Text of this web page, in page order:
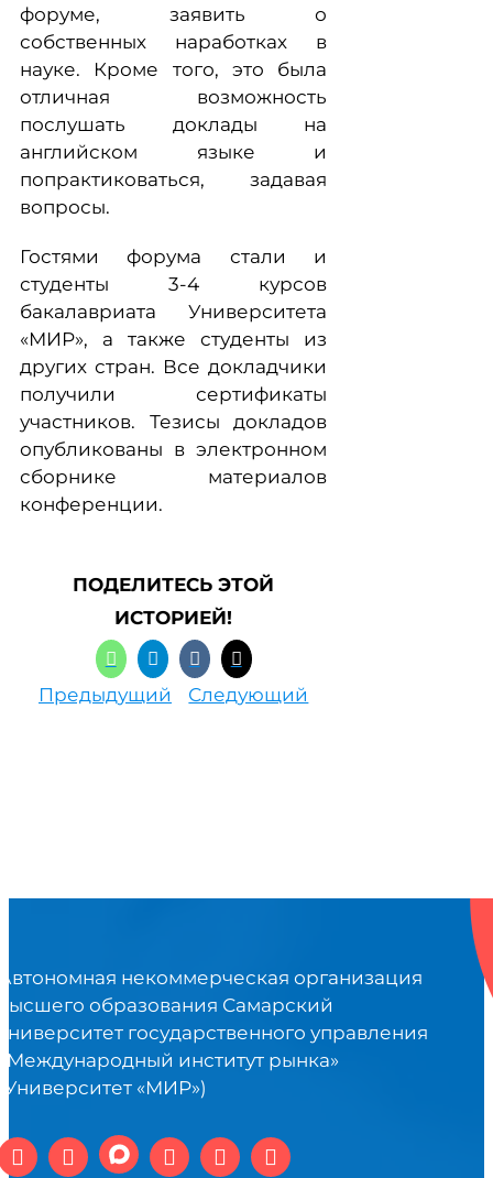
форуме, заявить о
собственных наработках в
науке. Кроме того, это была
отличная возможность
послушать доклады на
английском языке и
попрактиковаться, задавая
вопросы.
Гостями форума стали и
студенты 3-4 курсов
бакалавриата Университета
«МИР», а также студенты из
других стран. Все докладчики
получили сертификаты
участников. Тезисы докладов
опубликованы в электронном
сборнике материалов
конференции.
ПОДЕЛИТЕСЬ ЭТОЙ
ИСТОРИЕЙ!
Предыдущий Следующий
некоммерческая организация
образования Самарский
государственного управления
институт рынка»
«МИР»)